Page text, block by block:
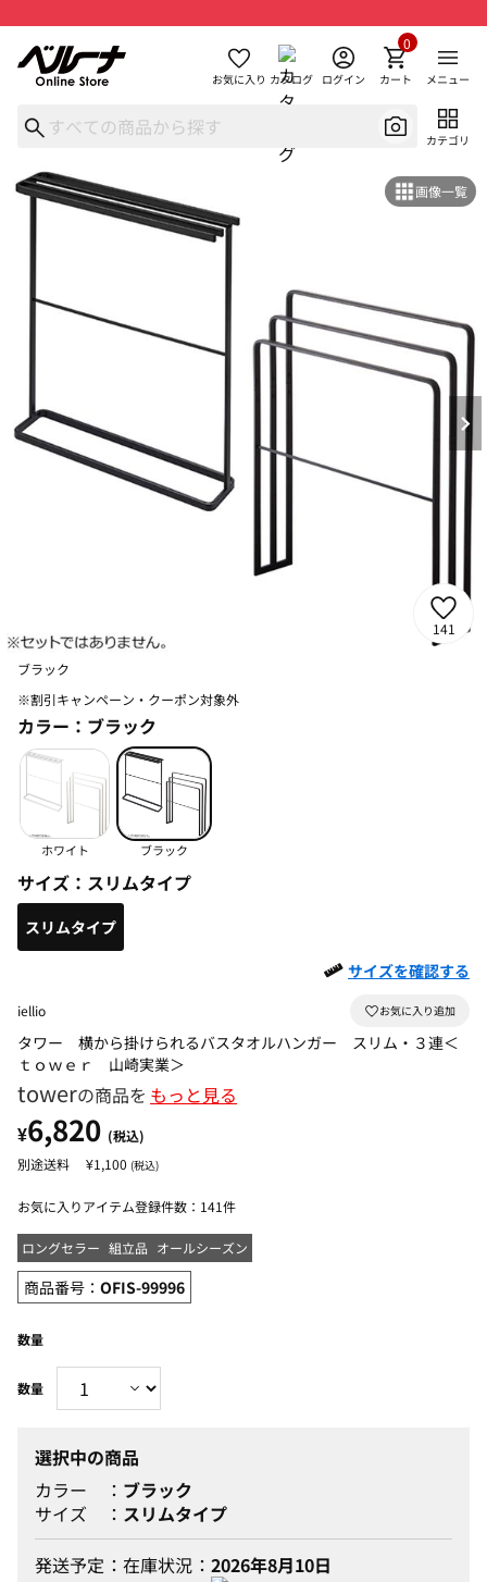
お気に入り カタログ ログイン カート
0
メニュー
カテゴリ
画像一覧
141
ブラック
※割引キャンペーン・クーポン対象外
カラー： ブラック
ホワイト ブラック
サイズ： スリムタイプ
スリムタイプ
サイズを確認する
iellio
タワー 横から掛けられるバスタオルハンガー スリム・３連＜
ｔｏｗｅｒ 山崎実業＞
towerの商品を もっと見る
¥6,820 (税込)
¥1,100 (税込)
お気に入りアイテム登録件数： 141件
ロングセラー 組立品 オールシーズン
商品番号： OFIS-99996
数量
選択中の商品
カラー
ブラック
サイズ
スリムタイプ
発送予定
在庫状況
2026年8月10日